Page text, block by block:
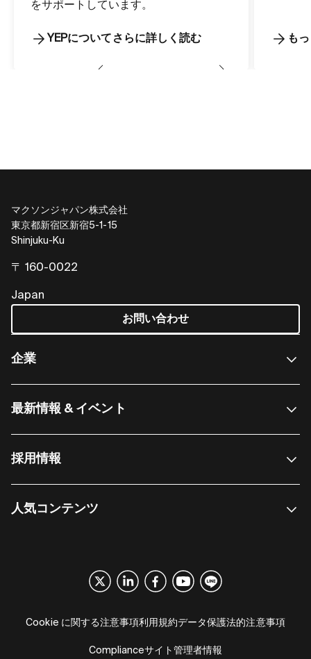
をサポートしています。
YEPについてさらに詳しく読む も
マクソンジャパン株式会社
東京都新宿区新宿5-1-15
Shinjuku-Ku
〒 160-0022
Japan
お問い合わせ
企業
最新情報 & イベント
採用情報
人気コンテンツ
Cookie に関する注意事項利用規約データ保護法的注意事項
Complianceサイト管理者情報